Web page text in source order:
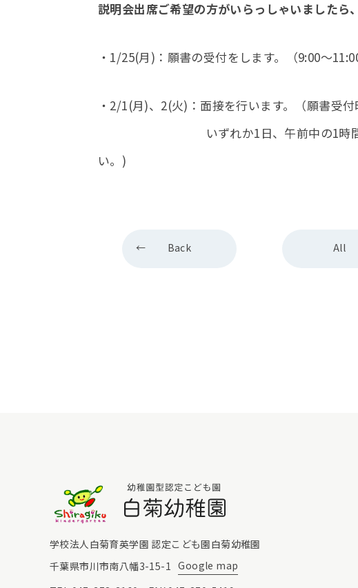
説明会出席ご希望の方がいらっしゃいましたら
・1/25(月)：願書の受付をします。（9:00～
・2/1(月)、2(火)：面接を行います。（願書受
いずれか1日、午前中の1時間弱お
い。)
Back All
学校法人白菊育英学園 認定こども園白菊幼稚園
千葉県市川市南八幡3-15-1 Google map